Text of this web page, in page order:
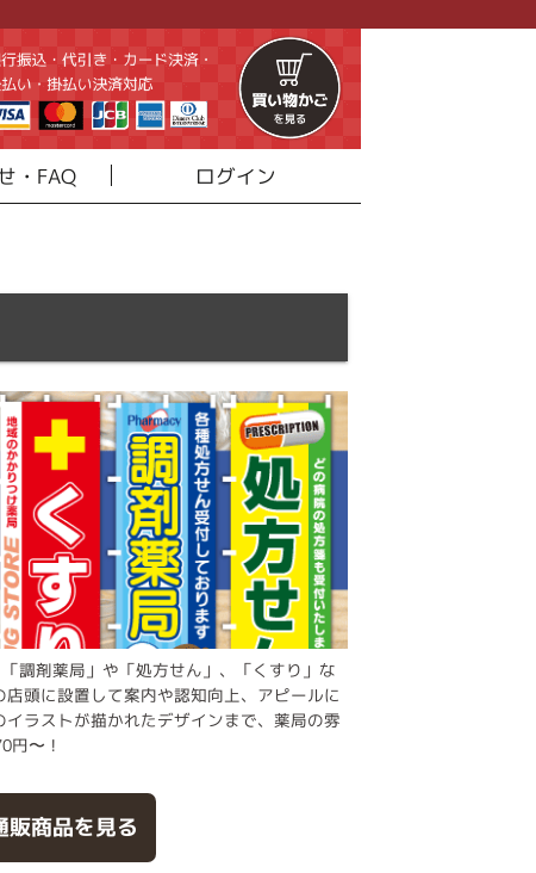
・FAQ ログイン
調剤薬局」や「処方せん」、「くすり」な
頭に設置して案内や認知向上、アピールに
ラストが描かれたデザインまで、薬局の雰
円〜！
販商品を見る